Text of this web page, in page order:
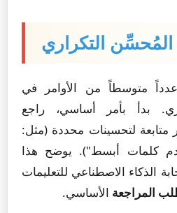
متوسطاً من الأوامر في
بدأ بأمر أساسي، راجع
متابعة لتحسينات محددة (مثل:
كلمات أبسط"). يوضح هذا
الذكاء الاصطناعي للتعليمات
المراجعة الأساسي.